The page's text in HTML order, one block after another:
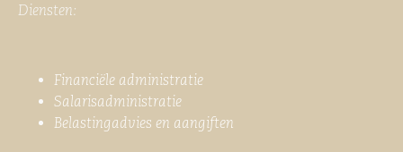
Diensten:
Financiële administratie
Salarisadministratie
Belastingadvies en aangiften